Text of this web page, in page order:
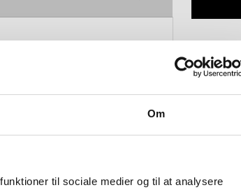
Om
til sociale medier og til at analysere
sin